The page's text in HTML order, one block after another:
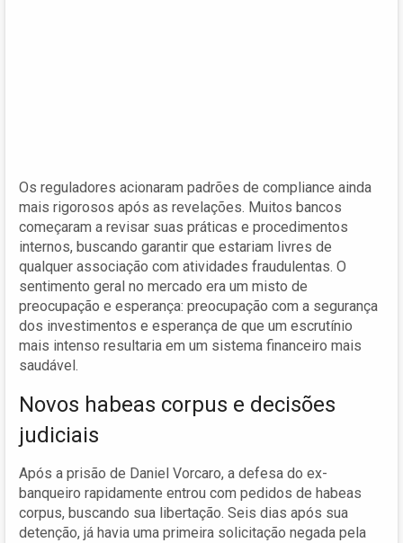
Os reguladores acionaram padrões de compliance ainda
mais rigorosos após as revelações. Muitos bancos
começaram a revisar suas práticas e procedimentos
internos, buscando garantir que estariam livres de
qualquer associação com atividades fraudulentas. O
sentimento geral no mercado era um misto de
preocupação e esperança: preocupação com a segurança
dos investimentos e esperança de que um escrutínio
mais intenso resultaria em um sistema financeiro mais
saudável.
Novos habeas corpus e decisões
judiciais
Após a prisão de Daniel Vorcaro, a defesa do ex-
banqueiro rapidamente entrou com pedidos de habeas
corpus, buscando sua libertação. Seis dias após sua
detenção, já havia uma primeira solicitação negada pela